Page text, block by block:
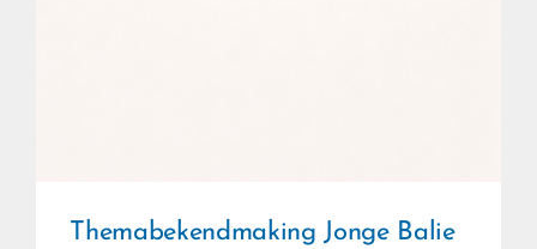
Themabekendmaking Jonge Balie